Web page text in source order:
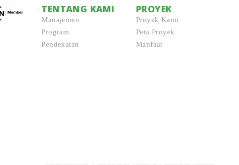
TENTANG KAMI
Manajemen
Program
Pendekatan
PROYEK
Proyek Kami
Peta Proyek
Manfaat